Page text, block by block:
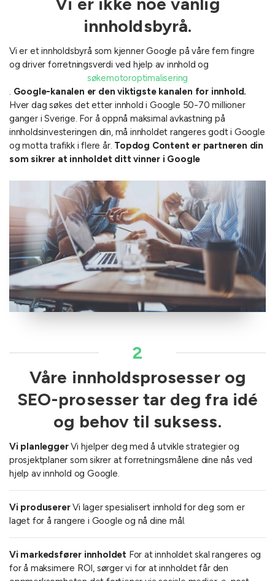
innholdsbyrå.
Vi er et innholdsbyrå som kjenner Google på våre fem fingre
og driver forretningsverdi ved hjelp av innhold og
søkemotoroptimalisering
Google-kanalen er den viktigste kanalen for innhold.
Hver dag søkes det etter innhold i Google 50-70 millioner
ganger i Sverige. For å oppnå maksimal avkastning på
innholdsinvesteringen din, må innholdet rangeres godt i Google
og motta trafikk i flere år. Topdog Content er partneren din
som sikrer at innholdet ditt vinner i Google
2
Våre innholdsprosesser og
SEO-prosesser tar deg fra idé
og behov til suksess.
Vi planleggerVi hjelper deg med å utvikle strategier og
prosjektplaner som sikrer at forretningsmålene dine nås ved
hjelp av innhold og Google.
Vi produsererVi lager spesialisert innhold for deg som er
laget for å rangere i Google og nå dine mål.
Vi markedsfører innholdet For at innholdet skal rangeres og
for å maksimere ROI, sørger vi for at innholdet får den